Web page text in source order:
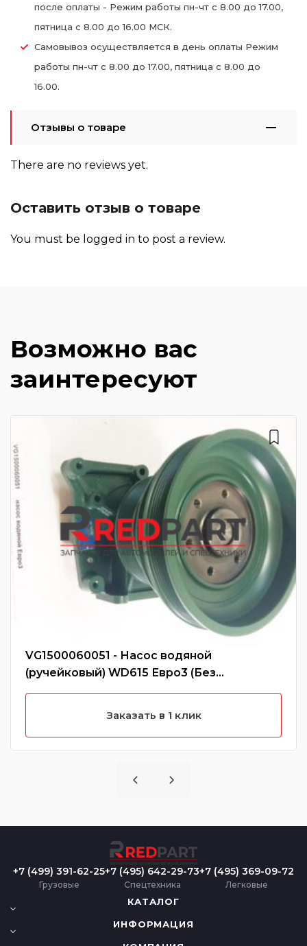
после оплаты - Режим работы пн-чт с 8.00 до 17.00,
пятница с 8.00 до 16.00 МСК.
Самовывоз осуществляется в день оплаты Режим
работы пн-чт с 8.00 до 17.00, пятница с 8.00 до
16.00.
Отзывы о товаре
There are no reviews yet.
Оставить отзыв о товаре
You must be logged in to post a review.
Возможно вас
заинтересуют
VG1500060051 - Насос водяной
(ручейковый) WD615 Евро3 (Без
характеристики)
Заказать в 1 клик
+7 (499) 391-62-25
Грузовые
+7 (495) 642-29-73
Спецтехника
+7 (495) 369-09-72
Легковые
КАТАЛОГ
ИНФОРМАЦИЯ